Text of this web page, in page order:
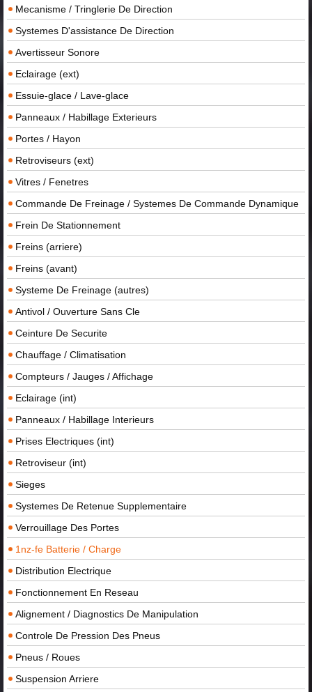
Mecanisme / Tringlerie De Direction
Systemes D'assistance De Direction
Avertisseur Sonore
Eclairage (ext)
Essuie-glace / Lave-glace
Panneaux / Habillage Exterieurs
Portes / Hayon
Retroviseurs (ext)
Vitres / Fenetres
Commande De Freinage / Systemes De Commande Dynamique
Frein De Stationnement
Freins (arriere)
Freins (avant)
Systeme De Freinage (autres)
Antivol / Ouverture Sans Cle
Ceinture De Securite
Chauffage / Climatisation
Compteurs / Jauges / Affichage
Eclairage (int)
Panneaux / Habillage Interieurs
Prises Electriques (int)
Retroviseur (int)
Sieges
Systemes De Retenue Supplementaire
Verrouillage Des Portes
1nz-fe Batterie / Charge
Distribution Electrique
Fonctionnement En Reseau
Alignement / Diagnostics De Manipulation
Controle De Pression Des Pneus
Pneus / Roues
Suspension Arriere